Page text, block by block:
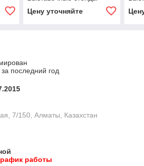
Цену уточняйте
последний год
7/150, Алматы, Казахстан
работы